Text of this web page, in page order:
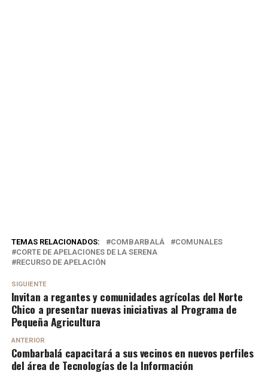
TEMAS RELACIONADOS: COMBARBALÁ
COMUNALES
CORTE DE APELACIONES DE LA SERENA
RECURSO DE APELACIÓN
SIGUIENTE
Invitan a regantes y comunidades agrícolas del Norte
Chico a presentar nuevas iniciativas al Programa de
Pequeña Agricultura
ANTERIOR
Combarbalá capacitará a sus vecinos en nuevos perfiles
del área de Tecnologías de la Información